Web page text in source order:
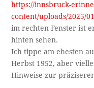
https://innsbruck-
content/uploads/2025/
im rechten Fenster ist
hinten sehen.
Ich tippe am ehesten
Herbst 1952, aber
Hinweise zur